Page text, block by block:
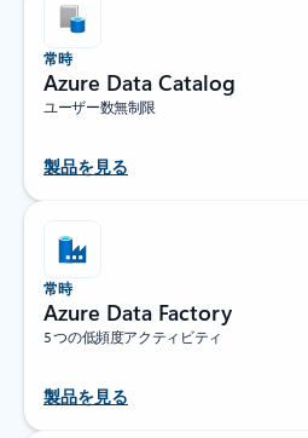
常時
Azure Data Catalog
ユーザー数無制限
製品を見る
常時
Azure Data Factory
5 つの低頻度アクティビティ
製品を見る